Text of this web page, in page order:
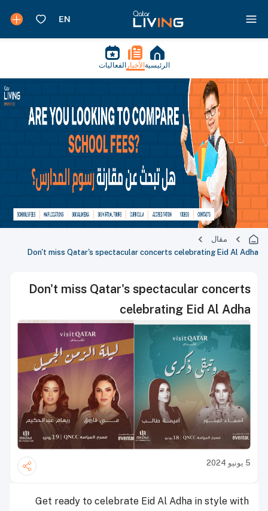
الرئيسية الأخبار الفعاليات
مقال
Don't miss Qatar's spectacular concerts celebrating Eid Al Adha
Don't miss Qatar's spectacular concerts
celebrating Eid Al Adha
5 يونيو 2024
Get ready to celebrate Eid Al Adha in style with